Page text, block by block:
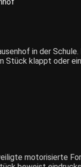
in der
Stück klappt oder
motorisierte